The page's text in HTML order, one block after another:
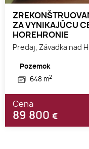
ZA VYNIKAJÚCU
HOREHRONIE
Predaj, Závadka nad
Pozemok
648 m2
Cena
89 800 €